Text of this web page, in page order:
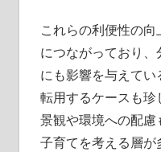
これらの利便性の
につながっており
にも影響を与えて
転用するケースも
景観や環境への配
子育てを考える層